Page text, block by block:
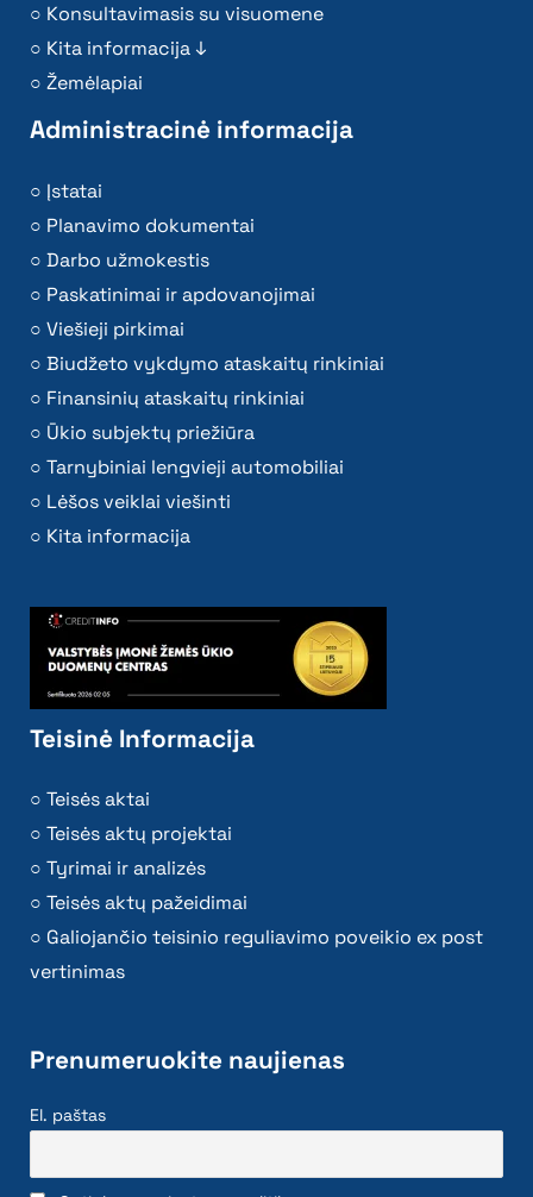
Konsultavimasis su visuomene
Kita informacija ↓
Žemėlapiai
Administracinė informacija
Įstatai
Planavimo dokumentai
Darbo užmokestis
Paskatinimai ir apdovanojimai
Viešieji pirkimai
Biudžeto vykdymo ataskaitų rinkiniai
Finansinių ataskaitų rinkiniai
Ūkio subjektų priežiūra
Tarnybiniai lengvieji automobiliai
Lėšos veiklai viešinti
Kita informacija
Teisinė Informacija
Teisės aktai
Teisės aktų projektai
Tyrimai ir analizės
Teisės aktų pažeidimai
Galiojančio teisinio reguliavimo poveikio ex post
vertinimas
Prenumeruokite naujienas
El. paštas